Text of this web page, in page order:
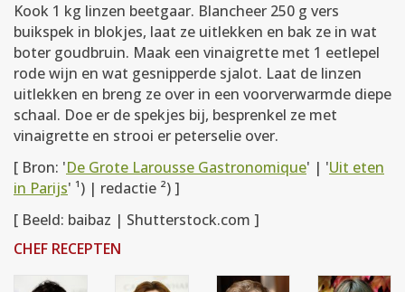
Kook 1 kg linzen beetgaar. Blancheer 250 g vers
buikspek in blokjes, laat ze uitlekken en bak ze in wat
boter goudbruin. Maak een vinaigrette met 1 eetlepel
rode wijn en wat gesnipperde sjalot. Laat de linzen
uitlekken en breng ze over in een voorverwarmde diepe
schaal. Doe er de spekjes bij, besprenkel ze met
vinaigrette en strooi er peterselie over.
[ Bron: 'De Grote Larousse Gastronomique' | 'Uit eten
in Parijs' ¹) | redactie ²) ]
[ Beeld: baibaz | Shutterstock.com ]
CHEF RECEPTEN